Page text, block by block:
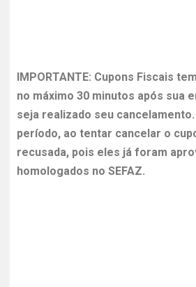
IMPORTANTE: Cupons Fiscais
no máximo 30 minutos após sua
seja realizado seu
período, ao tentar cancelar o
recusada, pois eles já foram
homologados no SEFAZ.